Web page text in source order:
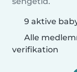
9 aktive
Alle
verifikation